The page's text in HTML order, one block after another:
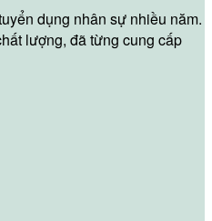
dụng nhân sự nhiều năm.
lượng, đã từng cung cấp